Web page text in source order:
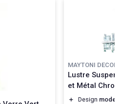
MAYTONI
Lustre
et Métal
＋ Design